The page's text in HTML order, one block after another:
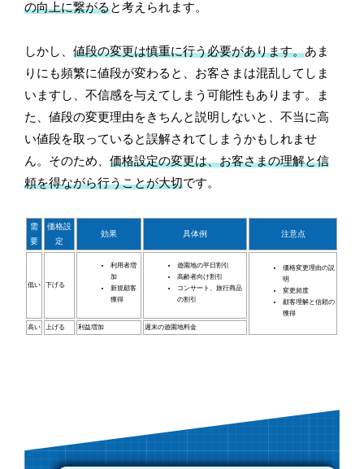
の向上に繋がると考えられます。
しかし、値段の変更は慎重に行う必要があります。あま
りにも頻繁に値段が変わると、お客さまは混乱してしま
いますし、不信感を与えてしまう可能性もあります。ま
た、値段の変更理由をきちんと説明しないと、不当に高
い値段を取っていると誤解されてしまうかもしれませ
ん。そのため、価格設定の変更は、お客さまの理解と信
頼を得ながら行うことが大切です。
需
要
価格設
定
効果 具体例 注意点
低い 下げる
利用者増
加
新規顧客
獲得
遊園地の平日割引
高齢者向け割引
コンサート、旅行商品
の割引
価格変更理由の説
明
変更頻度
顧客理解と信頼の
獲得
高い
上げる 利益増加 週末の遊園地料金